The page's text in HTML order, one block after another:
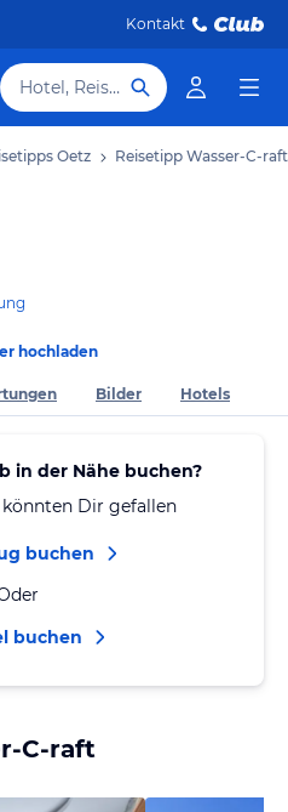
Kontakt
Hotel, Reiseziel
Oetz Reisetipp Wasser-C-raft
hochladen
Bilder Hotels
in der Nähe buchen?
Dir gefallen
buchen
buchen
C-raft